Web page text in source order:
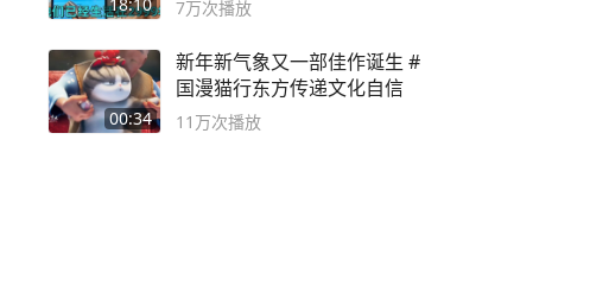
7万次播放
00:34
新年新气象又一部佳作诞生 #
国漫猫行东方传递文化自信
11万次播放